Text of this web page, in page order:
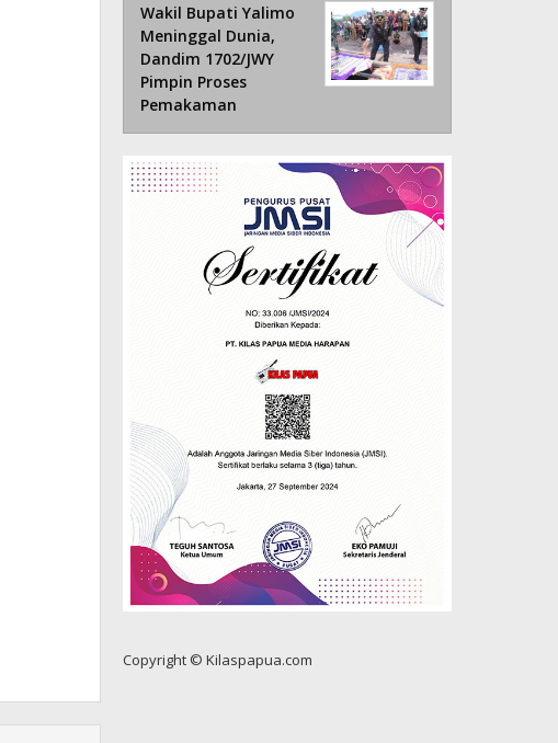
Wakil Bupati Yalimo
Meninggal Dunia,
Dandim 1702/JWY
Pimpin Proses
Pemakaman
Copyright © Kilaspapua.com